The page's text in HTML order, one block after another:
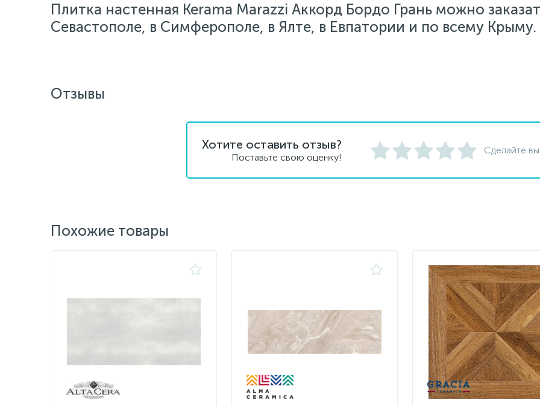
Плитка настенная Kerama Marazzi Аккорд Бордо Грань можно
Севастополе, в Симферополе, в Ялте, в Евпатории и по всему Крыму.
Отзывы
Хотите оставить отзыв?
Поставьте свою оценку!
Сделайте
Похожие товары